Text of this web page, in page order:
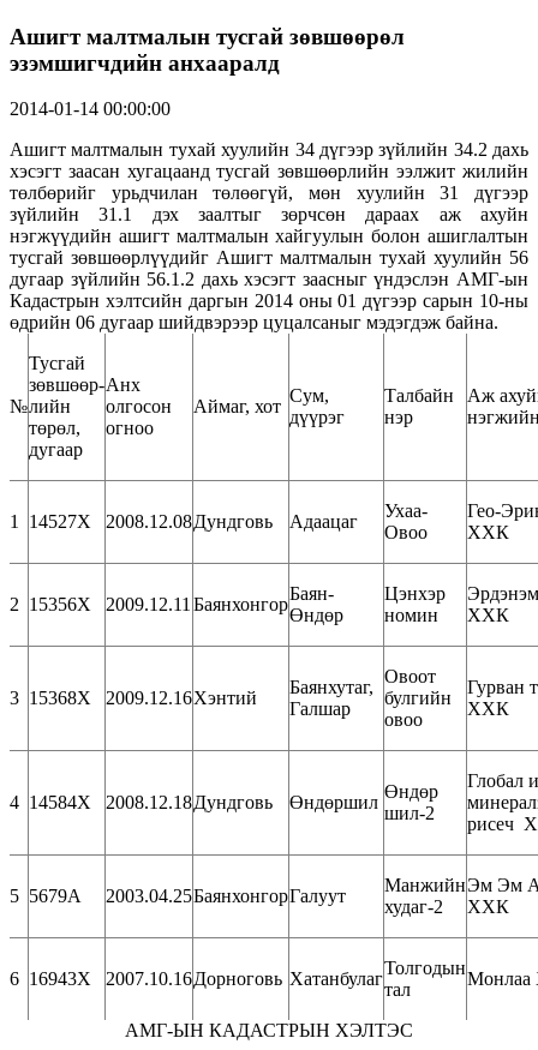
Ашигт малтмалын тусгай зөвшөөрөл
эзэмшигчдийн анхааралд
2014-01-14 00:00:00
Ашигт малтмалын тухай хуулийн 34 дүгээр зүйлийн 34.2 дахь
хэсэгт заасан хугацаанд тусгай зөвшөөрлийн ээлжит жилийн
төлбөрийг урьдчилан төлөөгүй, мөн хуулийн 31 дүгээр
зүйлийн 31.1 дэх заалтыг зөрчсөн дараах аж ахуйн
нэгжүүдийн ашигт малтмалын хайгуулын болон ашиглалтын
тусгай зөвшөөрлүүдийг Ашигт малтмалын тухай хуулийн 56
дугаар зүйлийн 56.1.2 дахь хэсэгт заасныг үндэслэн АМГ-ын
Кадастрын хэлтсийн даргын 2014 оны 01 дүгээр сарын 10-ны
өдрийн 06 дугаар шийдвэрээр цуцалсаныг мэдэгдэж байна.
№
Тусгай
зөвшөөр-
лийн
төрөл,
дугаар
Анх
олгосон
огноо
Аймаг, хот
Сум,
дүүрэг
Талбайн
нэр
Аж
1 14527Х 2008.12.08Дундговь Адаацаг
Ухаа-
Овоо
Гео-
ХХК
2 15356Х 2009.12.11Баянхонгор
Баян-
Өндөр
Цэнхэр
номин
ХХК
3 15368Х 2009.12.16Хэнтий
Баянхутаг,
Галшар
Овоот
булгийн
овоо
Гурван
ХХК
4 14584Х 2008.12.18Дундговь Өндөршил
Өндөр
шил-2
Глобал
рисеч
5 5679А 2003.04.25БаянхонгорГалуут
Манжийн
худаг-2
Эм Эм
ХХК
6 16943Х 2007.10.16Дорноговь Хатанбулаг
Толгодын
тал
АМГ-ЫН КАДАСТРЫН ХЭЛТЭС